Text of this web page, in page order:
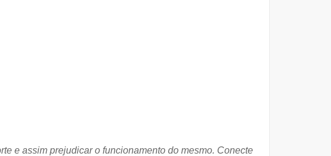
e assim prejudicar o funcionamento do mesmo. Conecte